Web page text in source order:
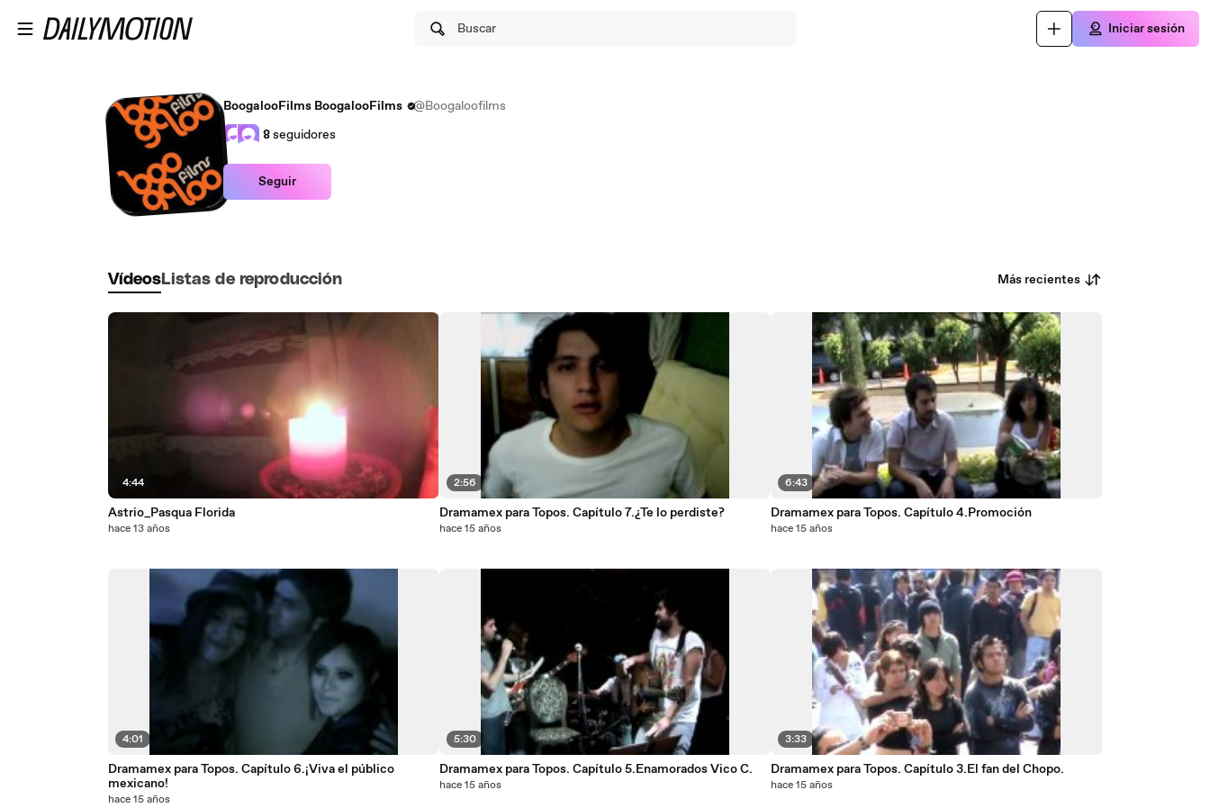
Buscar Iniciar sesión
BoogalooFilms BoogalooFilms
@Boogaloofilms
8seguidores
Seguir
Vídeos Listas de reproducción Más recientes
4:44
Astrio_Pasqua Florida
hace 13 años
4:01
Dramamex para Topos. Capítulo 6.¡Viva el público
mexicano!
hace 15 años
2:56
Dramamex para Topos. Capítulo 7.¿Te lo perdiste?
hace 15 años
5:30
Dramamex para Topos. Capítulo 5.Enamorados Vico C.
hace 15 años
6:43
Dramamex para Topos. Capítulo 4.Promoción
hace 15 años
3:33
Dramamex para Topos. Capítulo 3.El fan del Chopo.
hace 15 años